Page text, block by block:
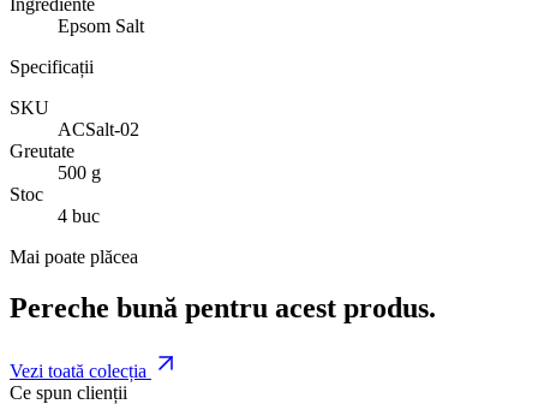
Epsom Salt
Specificații
SKU
ACSalt-02
Greutate
500 g
Stoc
4 buc
Mai poate plăcea
Pereche bună pentru acest produs.
Vezi toată colecția
Ce spun clienții